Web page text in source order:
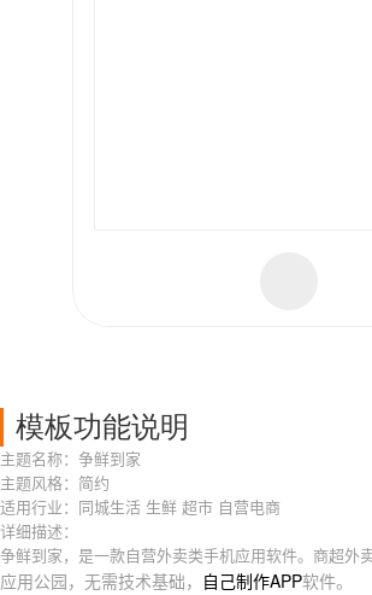
模板功能说明
主题名称：争鲜到家
主题风格：简约
适用行业：同城生活 生鲜 超市 自营电商
详细描述：
争鲜到家，是一款自营外卖类手机应用软件。商超外
应用公园，无需技术基础， 自己制作APP软件。